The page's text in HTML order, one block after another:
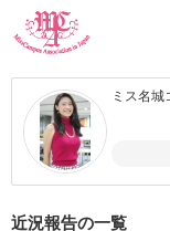
ミス名城
近況報告の一覧